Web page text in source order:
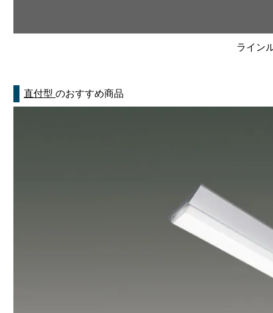
ライン
直付型のおすすめ商品